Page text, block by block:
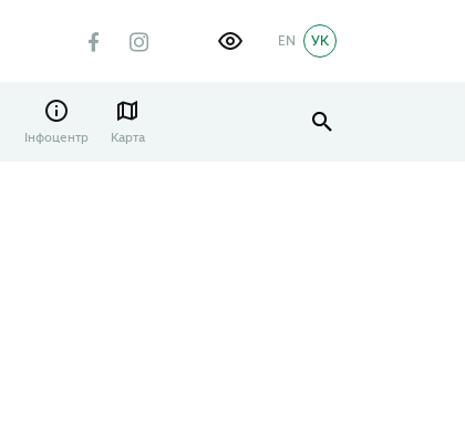
УК
EN
Інфоцентр Карта